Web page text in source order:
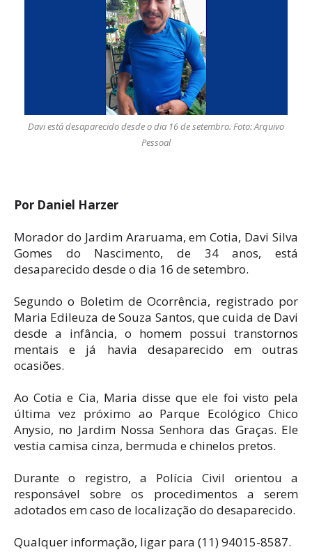
Davi está desaparecido desde o dia 16 de setembro. Foto: Arquivo
Pessoal
Por Daniel Harzer
Morador do Jardim Araruama, em Cotia, Davi Silva
Gomes do Nascimento, de 34 anos, está
desaparecido desde o dia 16 de setembro.
Segundo o Boletim de Ocorrência, registrado por
Maria Edileuza de Souza Santos, que cuida de Davi
desde a infância, o homem possui transtornos
mentais e já havia desaparecido em outras
ocasiões.
Ao Cotia e Cia, Maria disse que ele foi visto pela
última vez próximo ao Parque Ecológico Chico
Anysio, no Jardim Nossa Senhora das Graças. Ele
vestia camisa cinza, bermuda e chinelos pretos.
Durante o registro, a Polícia Civil orientou a
responsável sobre os procedimentos a serem
adotados em caso de localização do desaparecido.
Qualquer informação, ligar para (11) 94015-8587.